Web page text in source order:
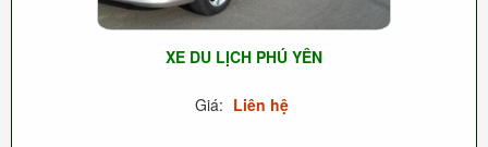
XE DU LỊCH PHÚ YÊN
Giá: Liên hệ